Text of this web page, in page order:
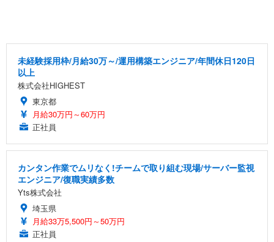
未経験採用枠/月給30万～/運用構築エンジニア/年間休日120日
以上
株式会社HIGHEST
東京都
月給30万円～60万円
正社員
カンタン作業でムリなく!チームで取り組む現場/サーバー監視
エンジニア/復職実績多数
Yts株式会社
埼玉県
月給33万5,500円～50万円
正社員